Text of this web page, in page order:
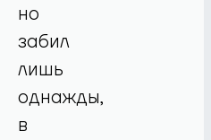
но
забил
лишь
однажды,
в